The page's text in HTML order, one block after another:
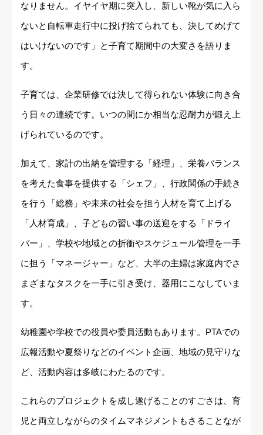
なりません。イヤイヤ期に突入し、新しい靴が気に入ら
ないと自転車走行中に投げ捨てられても、決してめげて
はいけないのです」と子育て期間中の大変さを語りま
す。
子育ては、企業研修では決して得られない体験に向き合
う日々の連続です。いつの間にか相当な忍耐力が鍛え上
げられているのです。
加えて、家計の出納を管理する「経理」、栄養バランス
を考えた食事を提供する「シェフ」、行政関係の手続き
を行う「総務」や未来の社会を担う人材を育て上げる
「人材育成」、子どもの習い事の送迎をする「ドライ
バー」、学校や地域との折衝やスケジュール管理を一手
に担う「マネージャー」など、大半の主婦は家庭内でさ
まざまなタスクを一手に引き受け、器用にこなしていま
す。
幼稚園や学校での役員や委員活動もあります。PTAでの
広報活動や夏祭りなどのイベント企画、地域の見守りな
ど、活動内容は多岐にわたるのです。
これらのプロジェクトを成し遂げることのすごさは、育
児と両立しながらのタイムマネジメントもさることなが